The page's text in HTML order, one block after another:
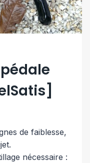
de faiblesse,
nécessaire :